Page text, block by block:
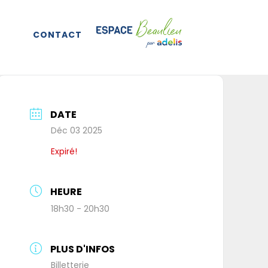
CONTACT
DATE
Déc 03 2025
Expiré!
HEURE
18h30 - 20h30
PLUS D'INFOS
Billetterie